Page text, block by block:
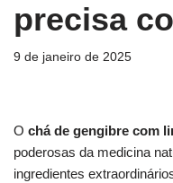
precisa
9 de janeiro de 2025
O chá de gengibre com
poderosas da medicina
ingredientes